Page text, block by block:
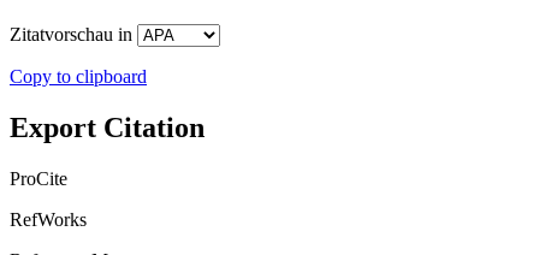
Zitatvorschau in
Copy to clipboard
Export Citation
ProCite
RefWorks